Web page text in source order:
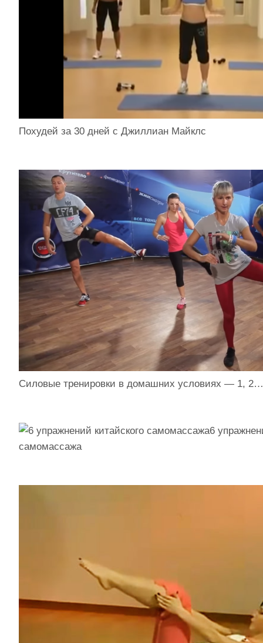
Похудей за 30 дней с Джиллиан Майклс
Силовые тренировки в домашних условиях — 1, 2…
6
самомассажа